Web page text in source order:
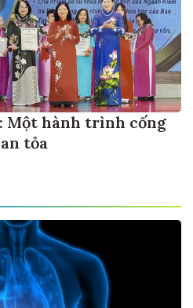
Một hành trình cống
tỏa